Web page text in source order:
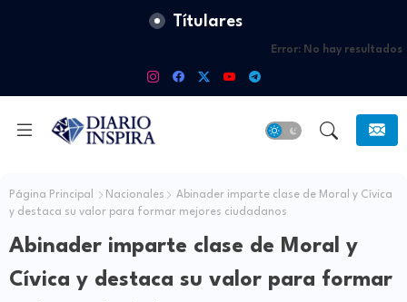
Títulares
Error: No hay resultados
Página Principal Nacionales
Abinader imparte clase de Moral y Cívica
y destaca su valor para formar mejores ciudadanos
Abinader imparte clase de Moral y
Cívica y destaca su valor para formar